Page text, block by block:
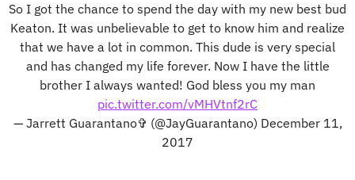
So I got the chance to spend the day with my new best bud
Keaton. It was unbelievable to get to know him and realize
that we have a lot in common. This dude is very special
and has changed my life forever. Now I have the little
brother I always wanted! God bless you my man
pic.twitter.com/vMHVtnf2rC
— Jarrett Guarantano✞ (@JayGuarantano) December 11,
2017